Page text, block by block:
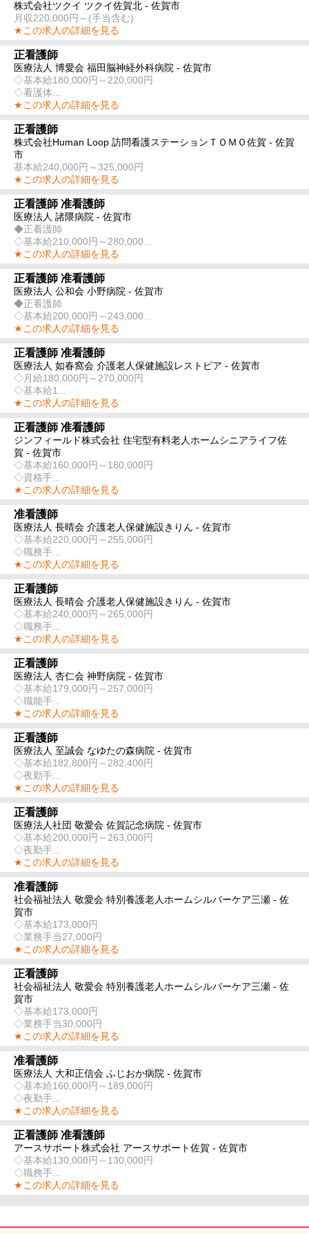
株式会社ツクイ ツクイ佐賀北 - 佐賀市
月収220,000円～(手当含む)
★この求人の詳細を見る
正看護師
医療法人 博愛会 福田脳神経外科病院 - 佐賀市
◇基本給180,000円～220,000円
◇看護体...
★この求人の詳細を見る
正看護師
株式会社Human Loop 訪問看護ステーションＴＯＭＯ佐賀 - 佐賀
市
基本給240,000円～325,000円
★この求人の詳細を見る
正看護師 准看護師
医療法人 諸隈病院 - 佐賀市
◆正看護師
◇基本給210,000円～280,000...
★この求人の詳細を見る
正看護師 准看護師
医療法人 公和会 小野病院 - 佐賀市
◆正看護師
◇基本給200,000円～243,000...
★この求人の詳細を見る
正看護師 准看護師
医療法人 如春窩会 介護老人保健施設レストピア - 佐賀市
◇月給180,000円～270,000円
◇基本給1...
★この求人の詳細を見る
正看護師 准看護師
ジンフィールド株式会社 住宅型有料老人ホームシニアライフ佐
賀 - 佐賀市
◇基本給160,000円～180,000円
◇資格手...
★この求人の詳細を見る
准看護師
医療法人 長晴会 介護老人保健施設きりん - 佐賀市
◇基本給220,000円～255,000円
◇職務手...
★この求人の詳細を見る
正看護師
医療法人 長晴会 介護老人保健施設きりん - 佐賀市
◇基本給240,000円～265,000円
◇職務手...
★この求人の詳細を見る
正看護師
医療法人 杏仁会 神野病院 - 佐賀市
◇基本給179,000円～257,000円
◇職能手...
★この求人の詳細を見る
正看護師
医療法人 至誠会 なゆたの森病院 - 佐賀市
◇基本給182,800円～282,400円
◇夜勤手...
★この求人の詳細を見る
正看護師
医療法人社団 敬愛会 佐賀記念病院 - 佐賀市
◇基本給200,000円～263,000円
◇夜勤手...
★この求人の詳細を見る
准看護師
社会福祉法人 敬愛会 特別養護老人ホームシルバーケア三瀬 - 佐
賀市
◇基本給173,000円
◇業務手当27,000円
★この求人の詳細を見る
正看護師
社会福祉法人 敬愛会 特別養護老人ホームシルバーケア三瀬 - 佐
賀市
◇基本給173,000円
◇業務手当30,000円
★この求人の詳細を見る
准看護師
医療法人 大和正信会 ふじおか病院 - 佐賀市
◇基本給160,000円～189,000円
◇夜勤手...
★この求人の詳細を見る
正看護師 准看護師
アースサポート株式会社 アースサポート佐賀 - 佐賀市
◇基本給130,000円～130,000円
◇職務手...
★この求人の詳細を見る